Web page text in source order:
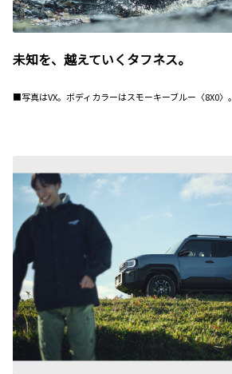
未知を、越えていくタフネス。
■写真はVX。ボディカラーはスモーキーブルー〈8X0〉。